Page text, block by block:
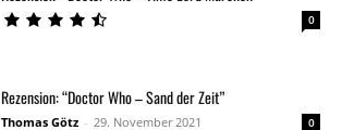
0
Rezension: “Doctor Who – Sand der Zeit”
Thomas Götz - 29. November 2021 0